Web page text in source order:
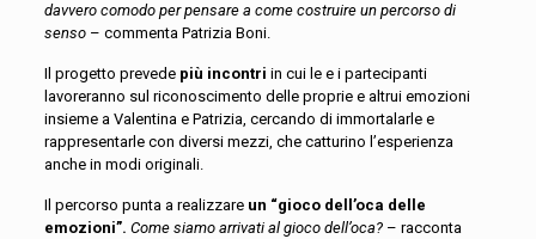
davvero comodo per pensare a come costruire un percorso di
senso– commenta Patrizia Boni.
Il progetto prevede più incontri in cui le e i partecipanti
lavoreranno sul riconoscimento delle proprie e altrui emozioni
insieme a Valentina e Patrizia, cercando di immortalarle e
rappresentarle con diversi mezzi, che catturino l’esperienza
anche in modi originali.
Il percorso punta a realizzareun “gioco dell’oca delle
emozioni”. Come siamo arrivati al gioco dell’oca?– racconta